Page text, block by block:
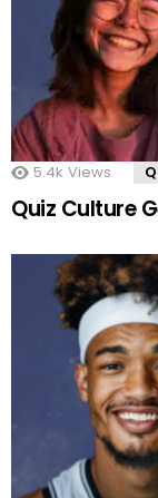
5.4k Views
Quiz Culture